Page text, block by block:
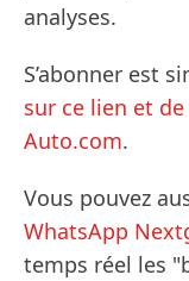
analyses.
S’abonner est
sur ce lien et
Auto.com.
Vous pouvez
WhatsApp
temps réel les